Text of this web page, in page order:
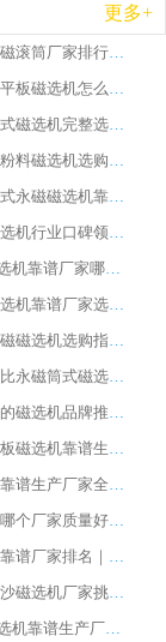
更多+
2026 矿用永磁滚筒厂家排行榜选购指南，行业口碑领域强者华体会手机网页版-华体会(中国)
2026 钛铁矿平板磁选机怎么选 靠谱生产企业实力排行榜选购参考攻略
2026CTG 干式磁选机完整选购指南 行业口碑顶尖靠谱生产龙头厂家实力推荐
2026 高精度粉料磁选机选购全攻略 行业优质品牌华体会手机网页版-华体会(中国) 实力深度解析
2026CTB 湿式永磁磁选机靠谱厂家实力排行榜 铁矿选矿设备采购全流程选购指南
2026 尾矿磁选机行业口碑领域强者，源头直供国内主流厂家华体会手机网页版-华体会(中国) 一站式服务
2026尾矿磁选机靠谱厂家哪家好 行业口碑领域强者华体会手机网页版-华体会(中国) 推荐
2026 铁矿磁选机靠谱厂家选购全攻略 行业标杆华体会手机网页版-华体会(中国) 设备性价比出众
2026 化工强磁磁选机选购指南 5 家行业口碑靠谱厂家领域强者推荐
2026 高性价比永磁筒式磁选机品牌盘点 行业强者口碑实测选购完整指南
2026 评价高的磁选机品牌推荐选购指南，永磁筒式磁选机设备领域强者全景行业口碑解析
2026 国内平板磁选机靠谱生产厂家推荐排名|行业口碑选购指南，领域强者按需选设备
2026 磁选机靠谱生产厂家全梳理 分场景选型行业头部品牌选购参考攻略
2026 磁选机哪个厂家质量好？十大靠谱磁电企业排名选购指南
2026 磁选机靠谱厂家排名｜华体会手机网页版-华体会(中国) 高性价比磁选机磁电品牌
2026 顺流河沙磁选机厂家挑选攻略 | 业内口碑龙头企业高性价比品牌推荐
2026平板磁选机靠谱生产厂家选购指南 行业口碑良好品牌推荐 磁电领域实力强者